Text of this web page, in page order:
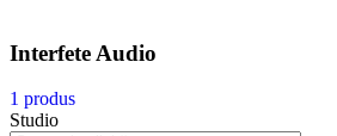
Interfete Audio
1 produs
Studio